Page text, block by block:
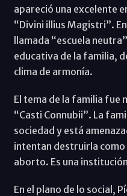
apareció una excelente
“Divini illius Magistri”.
llamada “escuela
educativa de la familia,
clima de armonía.
El tema de la familia fue
“Casti Connubii”. La
sociedad y está
intentan destruirla
aborto. Es una
En el plano de lo social,